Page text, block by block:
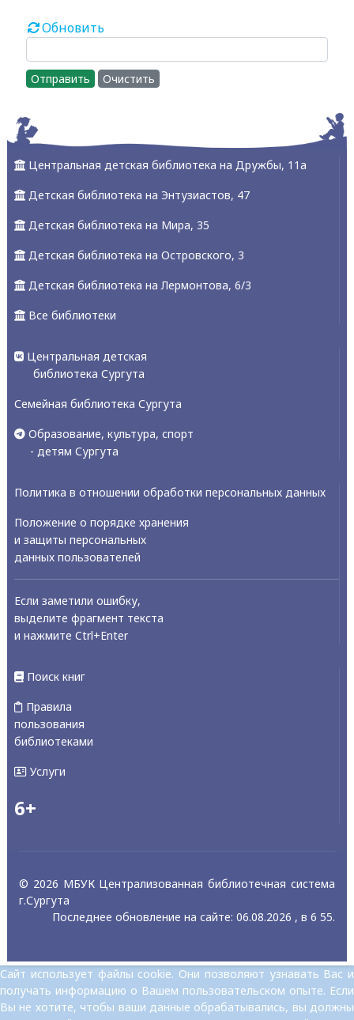
Обновить
Отправить Очистить
Центральная детская библиотека на Дружбы, 11а
Детская библиотека на Энтузиастов, 47
Детская библиотека на Мира, 35
Детская библиотека на Островского, 3
Детская библиотека на Лермонтова, 6/3
Все библиотеки
Центральная детская
библиотека Сургута
Семейная библиотека Сургута
Образование, культура, спорт
- детям Сургута
Политика в отношении обработки персональных данных
Положение о порядке хранения
и защиты персональных
данных пользователей
Если заметили ошибку,
выделите фрагмент текста
и нажмите Ctrl+Enter
Поиск книг
Правила
пользования
библиотеками
Услуги
6+
© 2026 МБУК Централизованная библиотечная система
г.Сургута
Последнее обновление на сайте: 06.08.2026 , в 6 55.
Сайт использует файлы cookie. Они позволяют узнавать Вас и
получать информацию о Вашем пользовательском опыте. Если
Вы не хотите, чтобы ваши данные обрабатывались, вы должны